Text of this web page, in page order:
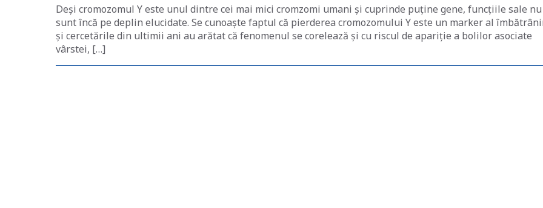
Deși cromozomul Y este unul dintre cei mai mici cromzomi umani și cuprinde puține gene, funcțiile sale nu
sunt încă pe deplin elucidate. Se cunoaște faptul că pierderea cromozomului Y este un marker al
și cercetările din ultimii ani au arătat că fenomenul se corelează și cu riscul de apariție a bolilor asociate
vârstei, […]